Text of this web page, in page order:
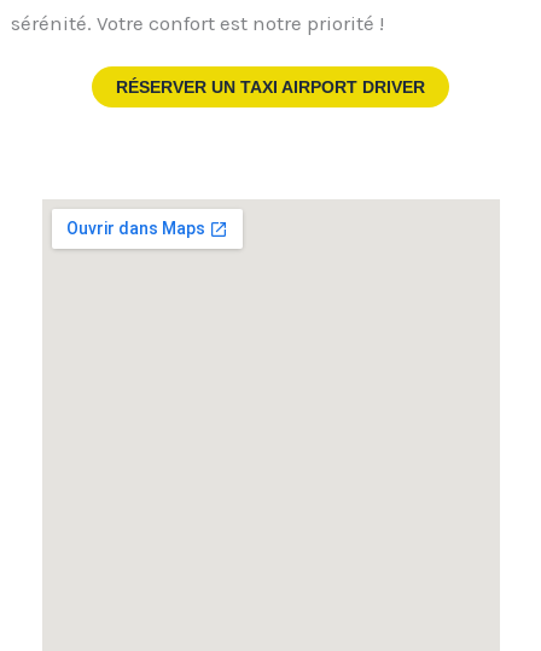
sérénité. Votre confort est notre priorité !
RÉSERVER UN TAXI AIRPORT DRIVER